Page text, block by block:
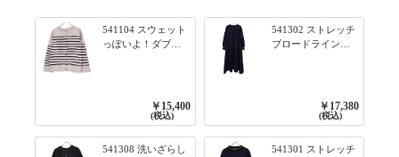
541104 スウェット
っぽいよ！ダブル
プルオーバー 101オ
フベージュ×ネイビ
￥15,400
(税込)
541302 ストレッチ
ブロードライン入
ワンピース 79ネイ
￥17,380
(税込)
541308 洗いざらし
541301 ストレッチ